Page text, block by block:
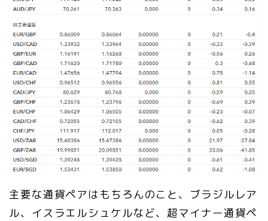
主要な通貨ペアはもちろんのこと、ブラジルレア
ル、イスラエルシュケルなど、超マイナー通貨ペ